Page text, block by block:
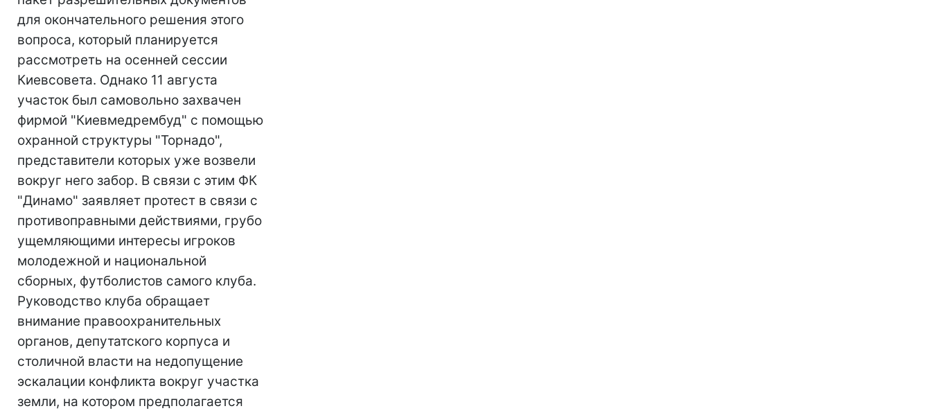
для окончательного решения этого
вопроса, который планируется
рассмотреть на осенней сессии
Киевсовета. Однако 11 августа
участок был самовольно захвачен
фирмой "Киевмедрембуд" с помощью
охранной структуры "Торнадо",
представители которых уже возвели
вокруг него забор. В связи с этим ФК
"Динамо" заявляет протест в связи с
противоправными действиями, грубо
ущемляющими интересы игроков
молодежной и национальной
сборных, футболистов самого клуба.
Руководство клуба обращает
внимание правоохранительных
органов, депутатского корпуса и
столичной власти на недопущение
эскалации конфликта вокруг участка
земли, на котором предполагается